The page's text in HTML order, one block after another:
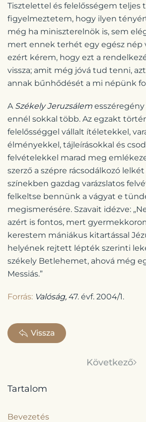
Tisztelettel és felelősségem teljes
figyelmeztetem, hogy ilyen
még ha miniszterelnök is, sem
mert ennek terhét egy egész nép
ezért kérem, hogy ezt a
vissza; amit még jóvá tud tenni,
annak bűnhődését a mi népünk
A Székely Jeruzsálem esszéregény
ennél sokkal több. Az egzakt
felelősséggel vállalt ítéletekkel,
élményekkel, tájleírásokkal és
felvételekkel marad meg
szerző a szépre rácsodálkozó
színekben gazdag varázslatos
felkeltse bennünk a vágyat e
megismerésére. Szavait idézve:
azért is fontos, mert
kerestem mániákus kitartással
helyének rejtett lépték szerinti
székely Betlehemet, ahová még
Messiás.”
Forrás: Valóság, 47. évf. 2004/1.
Vissza
Következő
Tartalom
Bevezetés